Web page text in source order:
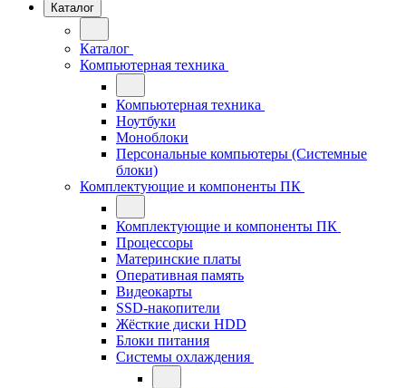
Каталог
Каталог
Компьютерная техника
Компьютерная техника
Ноутбуки
Моноблоки
Персональные компьютеры (Системные
блоки)
Комплектующие и компоненты ПК
Комплектующие и компоненты ПК
Процессоры
Материнские платы
Оперативная память
Видеокарты
SSD-накопители
Жёсткие диски HDD
Блоки питания
Системы охлаждения